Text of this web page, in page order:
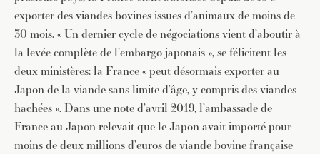
exporter des viandes bovines issues d’animaux de moins de
30 mois. « Un dernier cycle de négociations vient d’aboutir à
la levée complète de l’embargo japonais », se félicitent les
deux ministères: la France « peut désormais exporter au
Japon de la viande sans limite d’âge, y compris des viandes
hachées ». Dans une note d’avril 2019, l’ambassade de
France au Japon relevait que le Japon avait importé pour
moins de deux millions d’euros de viande bovine française